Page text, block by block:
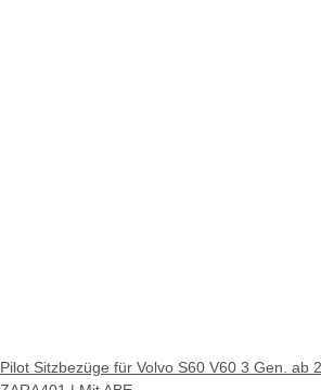
Pilot Sitzbezüge für Volvo S60 V60 3 Gen. ab